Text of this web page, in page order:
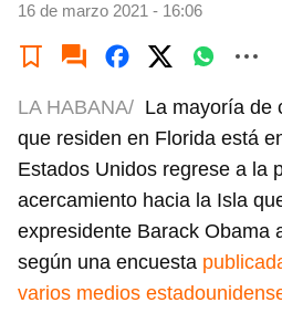
16 de marzo 2021 - 16:06
LA HABANA/ La mayoría de
que residen en Florida está
Estados Unidos regrese a la
acercamiento hacia la Isla
expresidente Barack Obama
según una encuesta
varios medios